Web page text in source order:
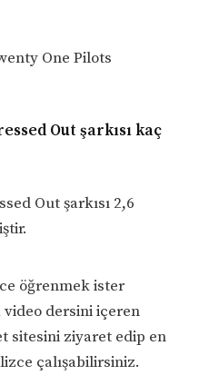
One Pilots
Out şarkısı kaç
Out şarkısı 2,6
öğrenmek ister
video dersini içeren
sitesini ziyaret edip en
çalışabilirsiniz.